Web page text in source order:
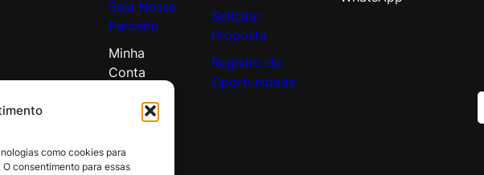
como cookies para
consentimento para essas
Seja Nosso
Parceiro
Minha
Conta
Solicitar
Proposta
Registro de
Oportunidade